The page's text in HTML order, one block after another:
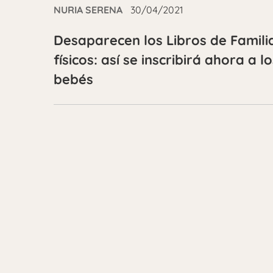
NURIA SERENA 30/04/2021
Desaparecen los Libros de
físicos: así se inscribirá ahora a
bebés